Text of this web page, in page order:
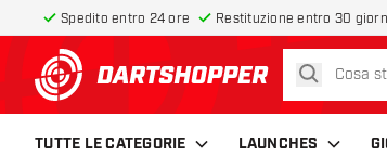
Spedito entro 24 ore Restituzione entro 30
torna alla home page
cerca
TUTTE LE CATEGORIE LAUNCHES